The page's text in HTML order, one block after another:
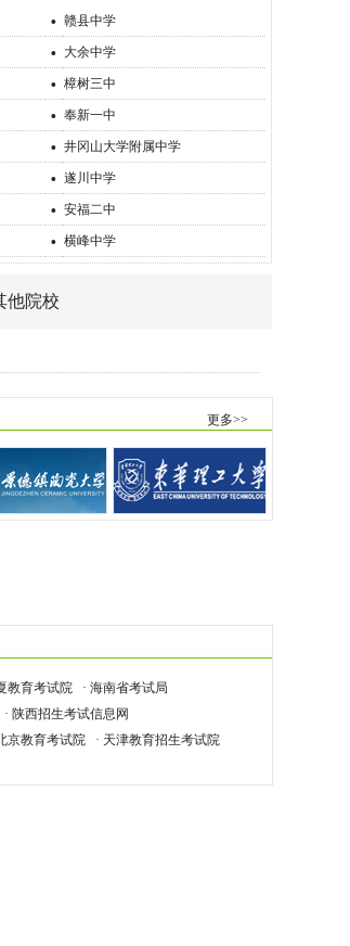
· 赣县中学
· 大余中学
· 樟树三中
· 奉新一中
· 井冈山大学附属中学
· 遂川中学
· 安福二中
· 横峰中学
他院校
更多>>
教育考试院
· 海南省考试局
· 陕西招生考试信息网
京教育考试院
· 天津教育招生考试院